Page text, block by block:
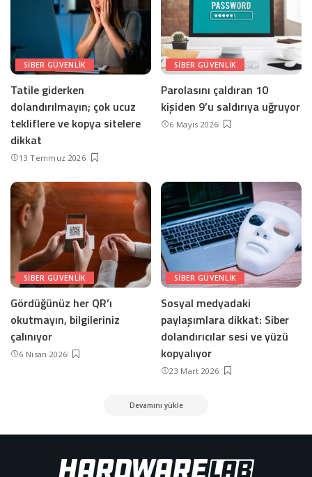
SIBER GÜVENLIK
Tatile giderken
dolandırılmayın; çok ucuz
tekliflere ve kopya sitelere
dikkat
13 Temmuz 2026
SIBER GÜVENLIK
Parolasını çaldıran 10
kişiden 9’u saldırıya uğruyor
6 Mayıs 2026
SIBER GÜVENLIK
Gördüğünüz her QR’ı
okutmayın, bilgileriniz
çalınıyor
6 Nisan 2026
SIBER GÜVENLIK
Sosyal medyadaki
paylaşımlara dikkat: Siber
dolandırıcılar sesi ve yüzü
kopyalıyor
23 Mart 2026
Devamını yükle